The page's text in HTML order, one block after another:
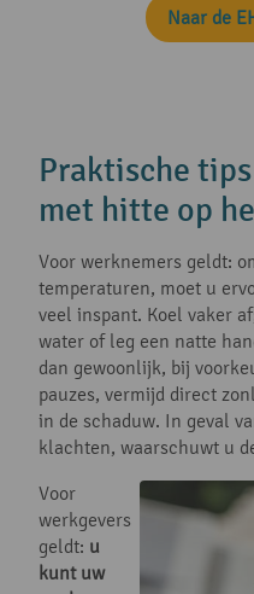
Naar de
Praktische
met hitte op
Voor werknemers geldt:
temperaturen, moet u
veel inspant. Koel vaker
water of leg een natte
dan gewoonlijk, bij
pauzes, vermijd direct
in de schaduw. In geval
klachten, waarschuwt u
Voor
werkgevers
geldt: u
kunt uw